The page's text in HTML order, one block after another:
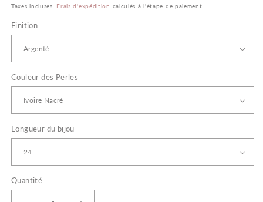
habituel
Taxes incluses. Frais d'expédition calculés à l'étape de paiement.
Finition
Couleur des Perles
Longueur du bijou
Quantité
Quantité